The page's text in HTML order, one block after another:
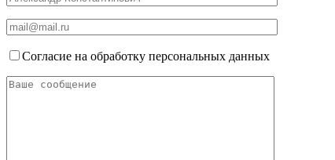
Согласие на обработку персональных данных